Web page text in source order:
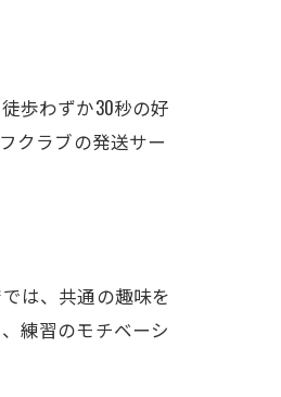
歩わずか30秒の好
クラブの発送サー
は、共通の趣味を
練習のモチベーシ